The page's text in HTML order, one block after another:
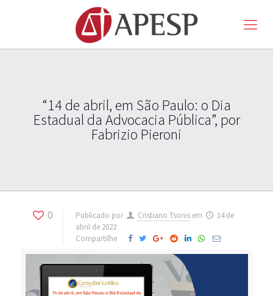
“14 de abril, em São Paulo: o Dia
Estadual da Advocacia Pública”, por
Fabrizio Pieroni
0 Publicado por Cristiano Tsonis em
14 de
abril de 2022
Compartilhe